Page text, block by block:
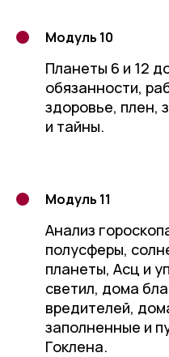
Модуль 10
Планеты 6 и 12
обязанности,
здоровье, плен,
и тайны.
Модуль 11
Анализ
полусферы,
планеты, Асц и
светил, дома
вредителей,
заполненные и
Гоклена.